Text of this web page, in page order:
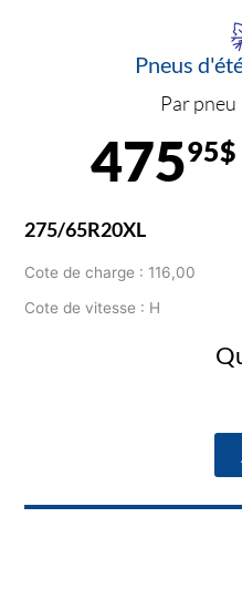
Pneus
Par pneu
47595$
275/65R20XL
Cote de charge : 116,00
Cote de vitesse : H